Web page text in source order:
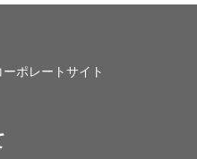
ポレートサイト